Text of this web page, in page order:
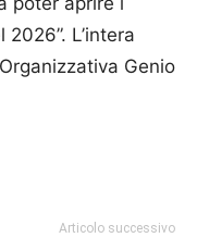
L’intera
Genio
Articolo successivo